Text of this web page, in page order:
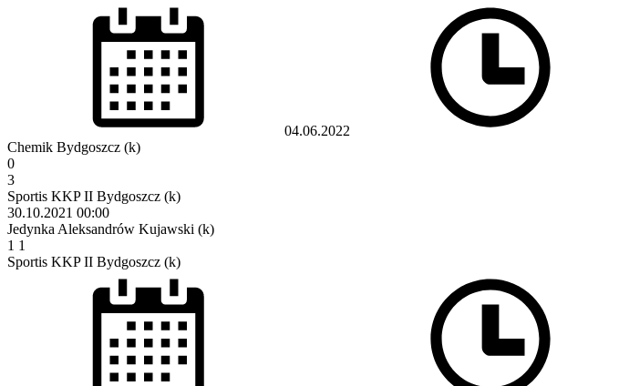
04.06.2022
Chemik Bydgoszcz (k)
0
3
Sportis KKP II Bydgoszcz (k)
30.10.2021 00:00
Jedynka Aleksandrów Kujawski (k)
1 1
Sportis KKP II Bydgoszcz (k)